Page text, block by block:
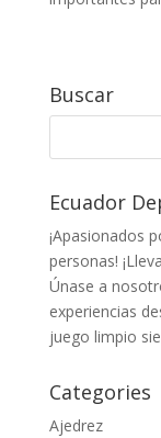
Buscar
Ecuador
¡Apasionados
personas!
Únase a
experiencias
juego limpio
Categories
Ajedrez